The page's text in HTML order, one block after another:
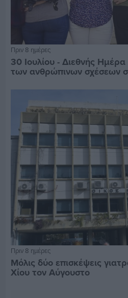
Πριν 8 ημέρες
30 Ιουλίου - Διεθνής
των ανθρώπινων σχέσεων
Πριν 8 ημέρες
Μόλις δύο επισκέψεις
Χίου τον Αύγουστο